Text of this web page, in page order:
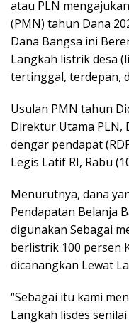
atau PLN
(PMN) tahun Dana
Dana Bangsa ini
Langkah listrik desa
tertinggal, terdepan,
Usulan PMN tahun
Direktur Utama PLN,
dengar pendapat
Legis Latif RI, Rabu
Menurutnya, dana
Pendapatan Belanja
digunakan Sebagai
berlistrik 100 persen
dicanangkan Lewat
“Sebagai itu kami
Langkah lisdes